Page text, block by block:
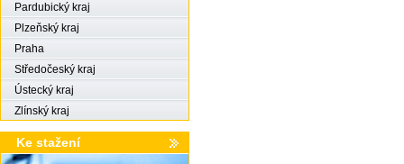
Pardubický kraj
Plzeňský kraj
Praha
Středočeský kraj
Ústecký kraj
Zlínský kraj
Ke stažení